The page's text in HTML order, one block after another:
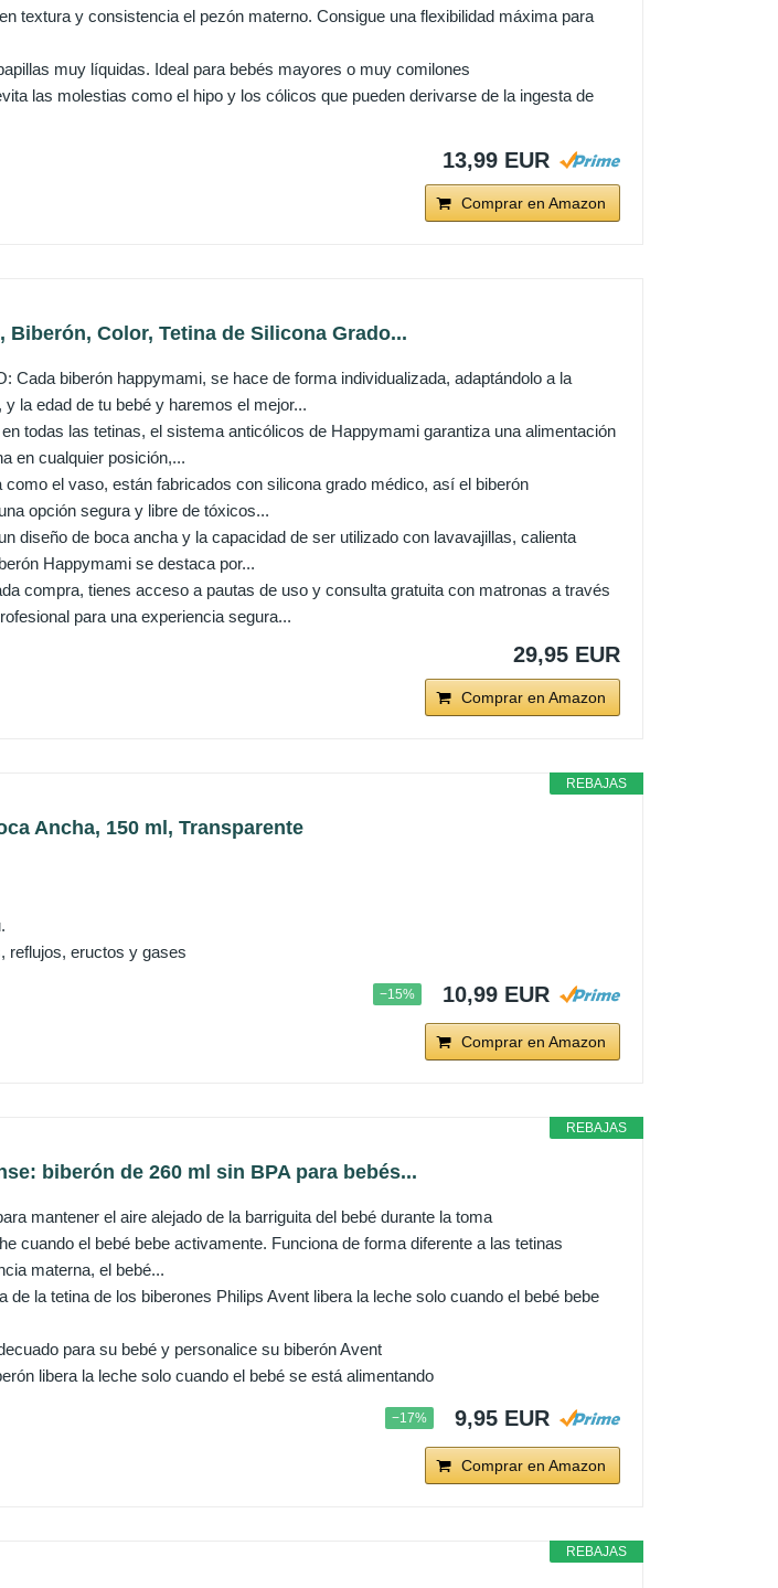
textura y consistencia el pezón materno. Consigue una flexibilidad máxima para
muy líquidas. Ideal para bebés mayores o muy comilones
las molestias como el hipo y los cólicos que pueden derivarse de la ingesta de
13,99 EUR
Comprar en Amazon
Color, Tetina de Silicona Grado...
Cada biberón happymami, se hace de forma individualizada, adaptándolo a la
la edad de tu bebé y haremos el mejor...
todas las tetinas, el sistema anticólicos de Happymami garantiza una alimentación
en cualquier posición,...
el vaso, están fabricados con silicona grado médico, así el biberón
opción segura y libre de tóxicos...
diseño de boca ancha y la capacidad de ser utilizado con lavavajillas, calienta
Happymami se destaca por...
compra, tienes acceso a pautas de uso y consulta gratuita con matronas a través
para una experiencia segura...
29,95 EUR
Comprar en Amazon
REBAJAS
Ancha, 150 ml, Transparente
reflujos, eructos y gases
−15% 10,99 EUR
Comprar en Amazon
REBAJAS
biberón de 260 ml sin BPA para bebés...
mantener el aire alejado de la barriguita del bebé durante la toma
cuando el bebé bebe activamente. Funciona de forma diferente a las tetinas
materna, el bebé...
la tetina de los biberones Philips Avent libera la leche solo cuando el bebé bebe
para su bebé y personalice su biberón Avent
libera la leche solo cuando el bebé se está alimentando
−17% 9,95 EUR
Comprar en Amazon
REBAJAS